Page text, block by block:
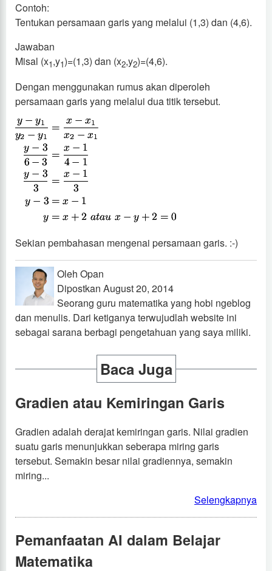
Contoh:
Tentukan persamaan garis yang melalui (1,3) dan (4,6).
Jawaban
Misal (x1,y1)=(1,3) dan (x2,y2)=(4,6).
Dengan menggunakan rumus akan diperoleh
persamaan garis yang melalui dua titik tersebut.
Sekian pembahasan mengenai persamaan garis. :-)
Oleh Opan
Dipostkan August 20, 2014
Seorang guru matematika yang hobi ngeblog
dan menulis. Dari ketiganya terwujudlah website ini
sebagai sarana berbagi pengetahuan yang saya miliki.
Baca Juga
Gradien atau Kemiringan Garis
Gradien adalah derajat kemiringan garis. Nilai gradien
suatu garis menunjukkan seberapa miring garis
tersebut. Semakin besar nilai gradiennya, semakin
miring...
Selengkapnya
Pemanfaatan AI dalam Belajar
Matematika